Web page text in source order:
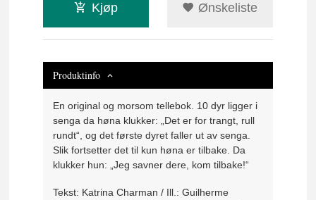
Kjøp Ønskeliste
Produktinfo
En original og morsom tellebok. 10 dyr ligger i
senga da høna klukker: „Det er for trangt, rull
rundt“, og det første dyret faller ut av senga.
Slik fortsetter det til kun høna er tilbake. Da
klukker hun: „Jeg savner dere, kom tilbake!“
Tekst: Katrina Charman / Ill.: Guilherme